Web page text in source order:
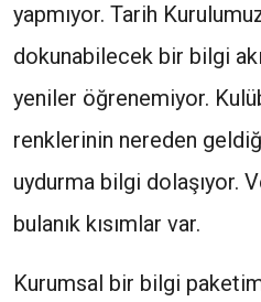
yapmıyor. Tarih
dokunabilecek bir bilgi
yeniler öğrenemiyor.
renklerinin nereden
uydurma bilgi dolaşıyor.
bulanık kısımlar var.
Kurumsal bir bilgi